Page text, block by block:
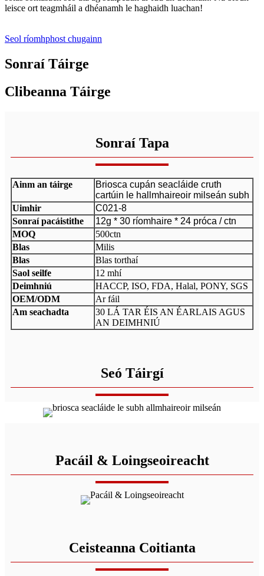
leisce ort teagmháil a dhéanamh le haghaidh luachan!
Seol ríomhphost chugainn
Sonraí Táirge
Clibeanna Táirge
Sonraí Tapa
Ainm an táirge
Briosca cupán seacláide cruth
cartúin le hallmhaireoir milseán subh
Uimhir
C021-8
Sonraí pacáistithe
12g * 30 ríomhaire * 24 próca / ctn
MOQ
500ctn
Blas
Milis
Blas
Blas torthaí
Saol seilfe
12 mhí
Deimhniú
HACCP, ISO, FDA, Halal, PONY, SGS
OEM/ODM
Ar fáil
Am seachadta
30 LÁ TAR ÉIS AN ÉARLAIS AGUS
AN DEIMHNIÚ
Seó Táirgí
Pacáil & Loingseoireacht
Ceisteanna Coitianta